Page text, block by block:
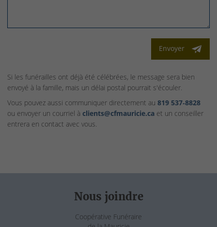
Envoyer
Si les funérailles ont déjà été célébrées, le message sera bien
envoyé à la famille, mais un délai postal pourrait s'écouler.
Vous pouvez aussi communiquer directement au 819 537‑8828
ou envoyer un courriel à clients@cfmauricie.ca et un conseiller
entrera en contact avec vous.
Nous joindre
Coopérative Funéraire